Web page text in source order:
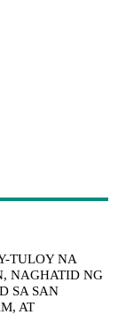
TULOY NA
NAGHATID NG
SA SAN
AT